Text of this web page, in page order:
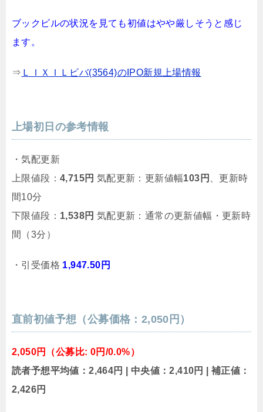
ブックビルの状況を見ても初値はやや厳しそうと感じ
ます。
⇒ ＬＩＸＩＬビバ(3564)のIPO新規上場情報
上場初日の参考情報
・気配更新
上限値段： 4,715円 気配更新：更新値幅103円
、更新時
間10分
下限値段： 1,538円 気配更新：通常の更新値幅・更新時
間（3分）
・引受価格 1,947.50円
直前初値予想（公募価格：2,050円）
2,050円（公募比: 0円/0.0%）
読者予想平均値：2,464円 | 中央値：2,410円 | 補正値：
2,426円